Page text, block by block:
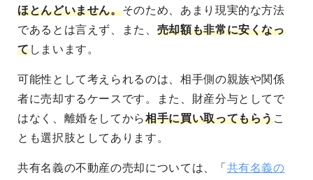
ほとんどいません。そのため、あまり現実的な方法
であるとは言えず、また、 売却額も非常に安くなっ
てしまいます。
可能性として考えられるのは、相手側の親族や関係
者に売却するケースです。また、財産分与としてで
はなく、離婚をしてから相手に買い取ってもらうこ
とも選択肢としてあります。
共有名義の不動産の売却については、「 共有名義の